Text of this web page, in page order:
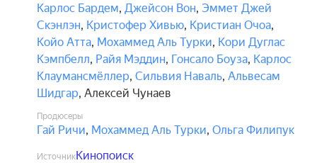
Карлос Бардем, Джейсон Вон, Эммет Джей
Скэнлэн, Кристофер Хивью, Кристиан Очоа,
Койо Атта, Мохаммед Аль Турки, Кори Дуглас
Кэмпбелл, Райя Мэддин, Гонсало Боуза, Карлос
Клаумансмёллер, Сильвия Наваль, Альвесам
Шидгар, Алексей Чунаев
Продюсеры
Гай Ричи, Мохаммед Аль Турки, Ольга Филипук
ИсточникКинопоиск